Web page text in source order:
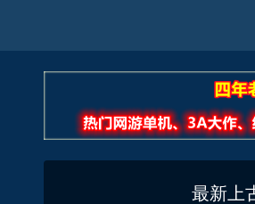
最新上